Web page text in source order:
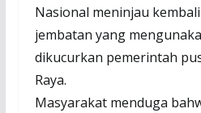
Nasional meninjau
jembatan yang
dikucurkan pemerintah
Raya.
Masyarakat menduga